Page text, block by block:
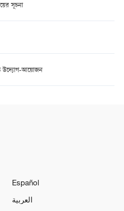
সূচনা
উদ্যোগ-আয়োজন
Español
العربية